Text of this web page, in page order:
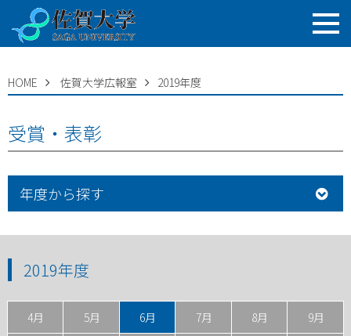
HOME 佐賀大学広報室 2019年度
受賞・表彰
年度から探す
2019年度
4月 5月 6月 7月 8月 9月